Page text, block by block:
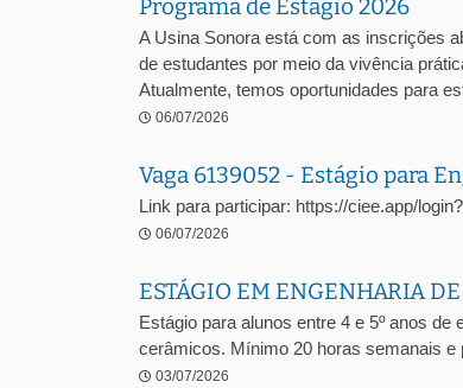
Programa de Estágio 2026
A Usina Sonora está com as inscrições
de estudantes por meio da vivência
Atualmente, temos oportunidades para
06/07/2026
Vaga 6139052 - Estágio para
Link para participar: https://ciee.app/
06/07/2026
ESTÁGIO EM ENGENHARIA
Estágio para alunos entre 4 e 5º anos
cerâmicos. Mínimo 20 horas semanais e
03/07/2026